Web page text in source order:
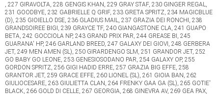
, 227 GIRAVOLTA, 228 GENGIS KHAN, 229 GRAY STAF, 230 GINGER REGAL,
231 GOODBYE, 232 GABRIELLE Q GRIF, 233 GRETA SPRITZ, 234 MAGICBLUE
(D), 235 GIOIELLO DSE, 236 GLADIUS MAIL, 237 GRAZIA DEI RONCHI, 238
GRANDSOIREE BIGI, 239 GRAYCE TF, 240 GIANGASTONE CLA, 241 GUAPO
BETA, 242 GOCCIOLA NP, 243 GRAND PRIX PAR, 244 GREASE BI, 245
GUARANA' HP, 246 GARLAND BREED, 247 GALAXY DEI GIOVI, 248 GERBERA
JET, 249 MEN AMEN (SL), 250 GIRARDENGO SLM, 251 GRANDOR JET, 252
GO BABY GO LEONE, 253 GENESIOSODANO PAR, 254 GALAXY OP, 255
GORDON SPRITZ, 256 GIGI HADID ERRE, 257 GRAZIA BIG EFFE, 258
GRANTOR JET, 259 GRACE EFFE, 260 LIONEL (SL), 261 GIOIA BAN, 262
GIULIOCESARE, 263 GIULIETTA CLAN, 264 FRENKY GAA GA (SL), 265 GOTIE'
BLACK, 266 GOLD DI CELLE, 267 GEORGIA, 268 GINEVRA AV, 269 GEA PAX,